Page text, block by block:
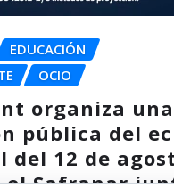
EDUCACIÓN
OCIO
organiza una
pública del
del 12 de
el Safranar